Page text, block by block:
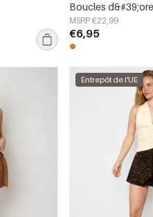
MSRP €22,99
€6,95
Entrepôt de l'UE